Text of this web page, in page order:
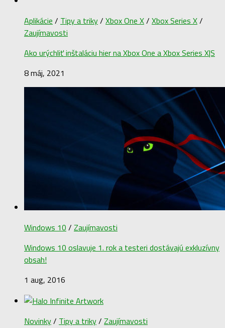
Aplikácie / Tipy a triky/ Xbox One X/ Xbox Series X/
Zaujímavosti
Ako urýchliť inštaláciu hier na Xbox One a Xbox Series X|S
8 máj, 2021
Windows 10 / Zaujímavosti
Windows 10 oslavuje 1. rok a testeri dostávajú exkluzívny
obsah!
1 aug, 2016
Novinky/ Tipy a triky/ Zaujímavosti